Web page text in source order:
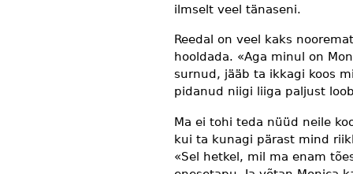
ilmselt veel tänaseni.
Reedal on veel kaks
hooldada. «Aga minul on
surnud, jääb ta ikkagi koos
pidanud niigi liiga paljust
Ma ei tohi teda nüüd neile
kui ta kunagi pärast mind
«Sel hetkel, mil ma enam